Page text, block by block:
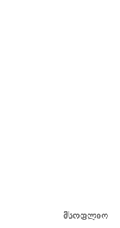
მსოფლიო